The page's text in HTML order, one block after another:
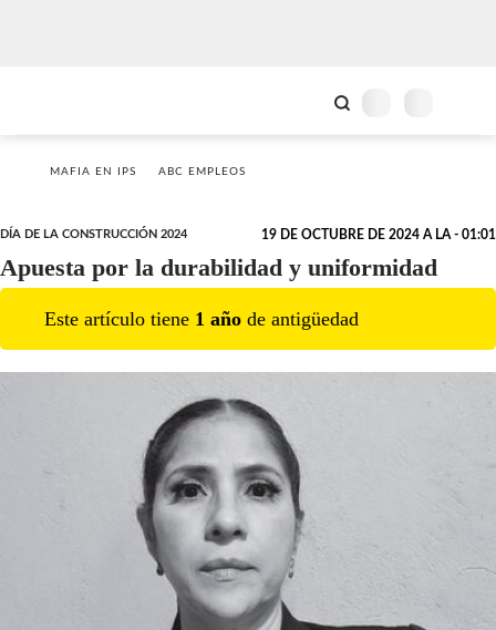
MAFIA EN IPS ABC EMPLEOS
DÍA DE LA CONSTRUCCIÓN 2024 19 DE OCTUBRE DE 2024 A LA - 01:01
Apuesta por la durabilidad y uniformidad
Este artículo tiene 1 año de antigüedad